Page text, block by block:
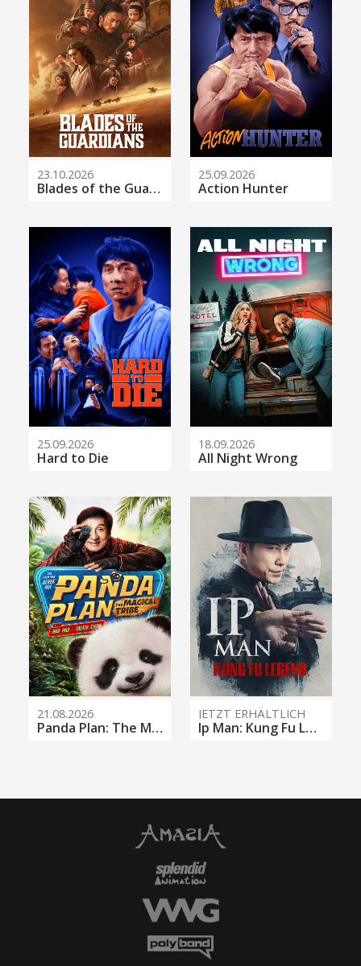
23.10.2026
Blades of the Guardians
25.09.2026
Action Hunter
25.09.2026
Hard to Die
18.09.2026
All Night Wrong
21.08.2026
Panda Plan: The Magical Tribe
JETZT ERHÄLTLICH
Ip Man: Kung Fu Legend